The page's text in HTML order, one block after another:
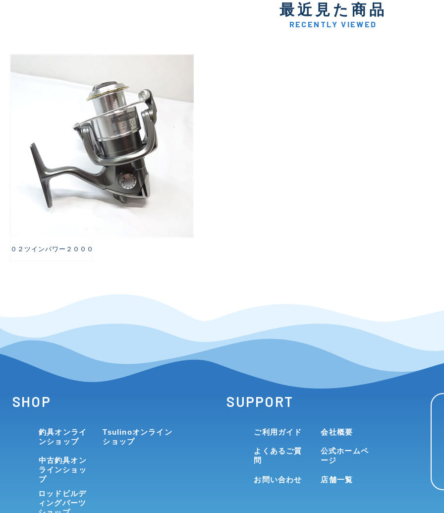
C-
い品
最近見た商品
RECENTLY VIEWED
０２ツインパワー２０００
SHOP
釣具オンライ
ンショップ
中古釣具オン
ラインショッ
プ
ロッドビルデ
ィングパーツ
Tsulinoオンライン
ショップ
SUPPORT
ご利用ガイド
よくあるご質
問
お問い合わせ
会社概要
公式ホームペ
ージ
店舗一覧